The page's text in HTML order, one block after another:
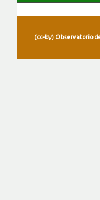
(cc-by) Observatorio